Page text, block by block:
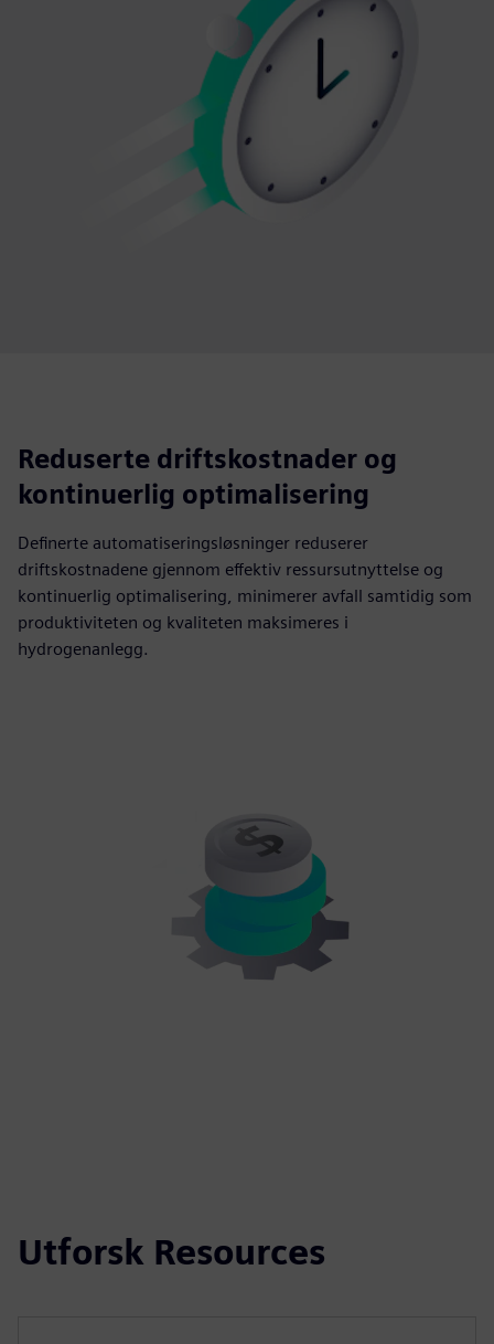
Reduserte driftskostnader og
kontinuerlig optimalisering
Definerte automatiseringsløsninger reduserer
driftskostnadene gjennom effektiv ressursutnyttelse og
kontinuerlig optimalisering, minimerer avfall samtidig som
produktiviteten og kvaliteten maksimeres i
hydrogenanlegg.
Utforsk Resources